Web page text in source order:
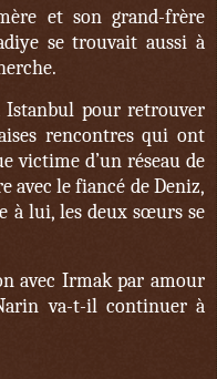
et son grand-frère
se trouvait aussi à
Istanbul pour retrouver
rencontres qui ont
victime d’un réseau de
le fiancé de Deniz,
à lui, les deux sœurs se
avec Irmak par amour
va-t-il continuer à